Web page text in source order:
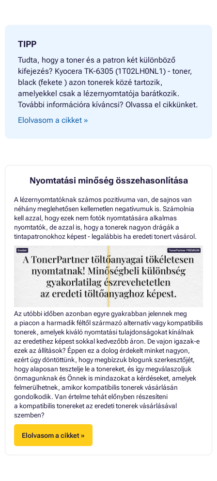
TIPP
Tudta, hogy a toner és a patron két különböző
kifejezés? Kyocera TK-6305 (1T02LH0NL1) - toner,
black (fekete ) azon tonerek közé tartozik,
amelyekkel csak a lézernyomtatója barátkozik.
További információra kíváncsi? Olvassa el cikkünket.
Elolvasom a cikket »
Nyomtatási minőség összehasonlítása
A lézernyomtatóknak számos pozitívuma van, de sajnos van
néhány meglehetősen kellemetlen negatívumuk is. Számolnia
kell azzal, hogy ezek nem fotók nyomtatására alkalmas
nyomtatók, de azzal is, hogy a tonerek nagyon drágák a
tintapatronokhoz képest - legalábbis ha eredeti tonert vásárol.
Az utóbbi időben azonban egyre gyakrabban jelennek meg
a piacon a harmadik féltől származó alternatív vagy kompatibilis
tonerek, amelyek kiváló nyomtatási tulajdonságokat kínálnak
az eredetihez képest sokkal kedvezőbb áron. De vajon igazak-e
ezek az állítások? Éppen ez a dolog érdekelt minket nagyon,
ezért úgy döntöttünk, hogy megbízzuk blogunk szerkesztőjét,
hogy alaposan tesztelje le a tonereket, és így megválaszoljuk
önmagunknak és Önnek is mindazokat a kérdéseket, amelyek
felmerülhetnek, amikor kompatibilis tonerek vásárlásán
gondolkodik. Van értelme tehát előnyben részesíteni
a kompatibilis tonereket az eredeti tonerek vásárlásával
szemben?
Elolvasom a cikket »